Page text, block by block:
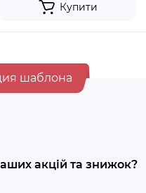
Купити
шаблона
акцій та знижок?